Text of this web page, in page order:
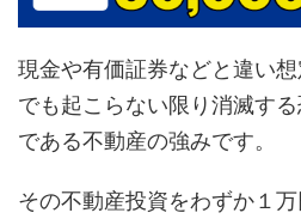
現金や有価証券などと違い
でも起こらない限り消滅す
である不動産の強みです。
その不動産投資をわずか１